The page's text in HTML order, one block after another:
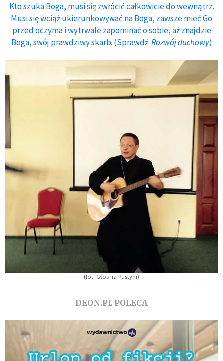
Kto szuka Boga, musi się zwrócić całkowicie do wewnątrz.
Musi się wciąż ukierunkowywać na Boga, zawsze mieć Go
przed oczyma i wytrwale zapominać o sobie, aż znajdzie
Boga, swój prawdziwy skarb. (Sprawdź:Rozwój duchowy)
(fot. Głos na Pustyni)
DEON.PL POLECA